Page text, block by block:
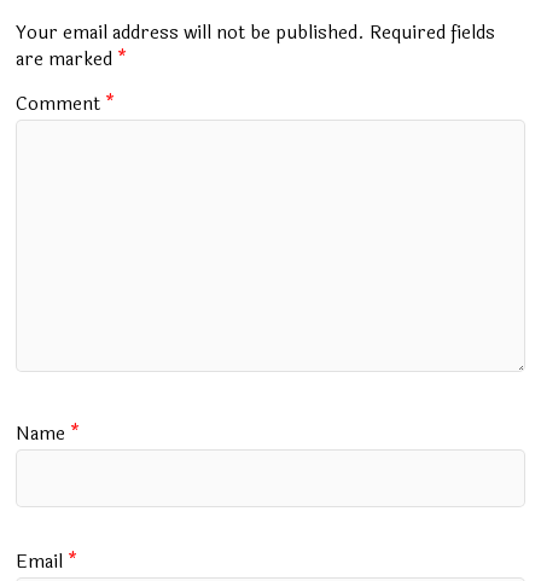
o
k
p
p
m
Your email address will not be published. Required fields
are marked *
Comment *
Name *
Email *